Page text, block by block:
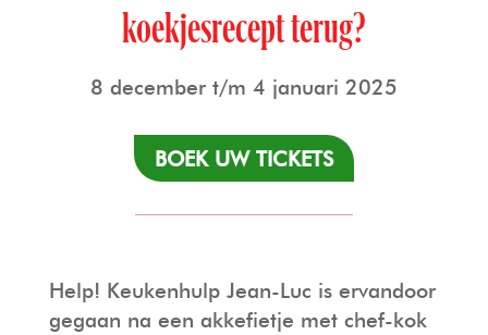
koekjesrecept terug?
8 december t/m 4 januari 2025
BOEK UW TICKETS
Help! Keukenhulp Jean-Luc is ervandoor
gegaan na een akkefietje met chef-kok